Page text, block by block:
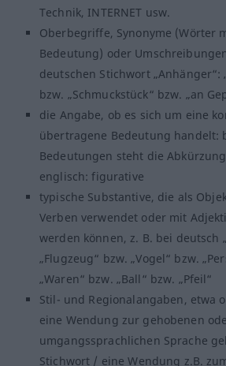
Technik, INTERNET usw.
Oberbegriffe, Synonyme (Wörter
Bedeutung) oder
deutschen Stichwort „Anhänger“:
bzw. „Schmuckstück“ bzw. „an
die Angabe, ob es sich um eine
übertragene Bedeutung handelt:
Bedeutungen steht die
englisch: figurative
typische Substantive, die als
Verben verwendet oder mit
werden können, z. B. bei deutsch
„Flugzeug“ bzw. „Vogel“ bzw.
„Waren“ bzw. „Ball“ bzw. „Pfeil“
Stil- und Regionalangaben, etwa
eine Wendung zur gehobenen
umgangssprachlichen Sprache
Stichwort / eine Wendung z.B.